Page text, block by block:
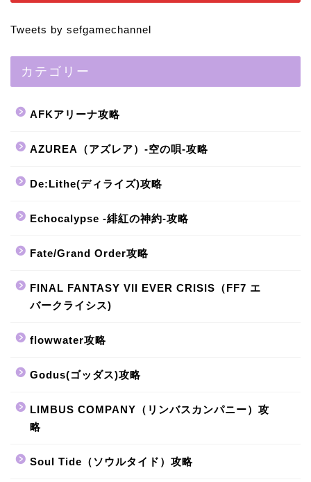
Tweets by sefgamechannel
カテゴリー
AFKアリーナ攻略
AZUREA（アズレア）-空の唄-攻略
De:Lithe(ディライズ)攻略
Echocalypse -緋紅の神約-攻略
Fate/Grand Order攻略
FINAL FANTASY VII EVER CRISIS（FF7 エ
バークライシス)
flowwater攻略
Godus(ゴッダス)攻略
LIMBUS COMPANY（リンバスカンパニー）攻
略
Soul Tide（ソウルタイド）攻略